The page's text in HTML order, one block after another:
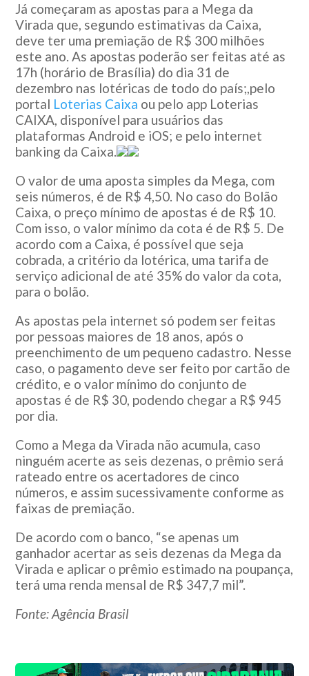
Já começaram as apostas para a Mega da
Virada que, segundo estimativas da Caixa,
deve ter uma premiação de R$ 300 milhões
este ano. As apostas poderão ser feitas até as
17h (horário de Brasília) do dia 31 de
dezembro nas lotéricas de todo do país;,pelo
portal Loterias Caixa ou pelo app Loterias
CAIXA, disponível para usuários das
plataformas Android e iOS; e pelo internet
banking da Caixa.
O valor de uma aposta simples da Mega, com
seis números, é de R$ 4,50. No caso do Bolão
Caixa, o preço mínimo de apostas é de R$ 10.
Com isso, o valor mínimo da cota é de R$ 5. De
acordo com a Caixa, é possível que seja
cobrada, a critério da lotérica, uma tarifa de
serviço adicional de até 35% do valor da cota,
para o bolão.
As apostas pela internet só podem ser feitas
por pessoas maiores de 18 anos, após o
preenchimento de um pequeno cadastro. Nesse
caso, o pagamento deve ser feito por cartão de
crédito, e o valor mínimo do conjunto de
apostas é de R$ 30, podendo chegar a R$ 945
por dia.
Como a Mega da Virada não acumula, caso
ninguém acerte as seis dezenas, o prêmio será
rateado entre os acertadores de cinco
números, e assim sucessivamente conforme as
faixas de premiação.
De acordo com o banco, “se apenas um
ganhador acertar as seis dezenas da Mega da
Virada e aplicar o prêmio estimado na poupança,
terá uma renda mensal de R$ 347,7 mil”.
Fonte: Agência Brasil